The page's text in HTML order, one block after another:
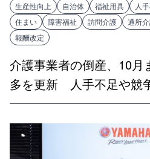
生産性向上 自治体 福祉用具 人
住まい
障害福祉 訪問介護 通所
報酬改定
介護事業者の倒産、10月
多を更新 人手不足や競